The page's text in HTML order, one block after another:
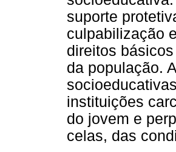
suporte
culpabilização
direitos
da população.
instituições
do jovem e
celas, das